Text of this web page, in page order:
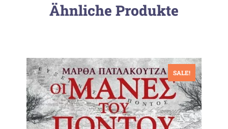
Ähnliche Produkte
SALE!